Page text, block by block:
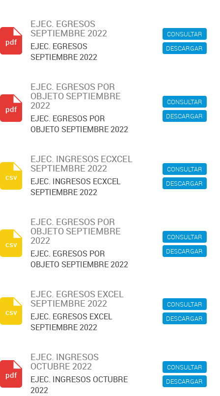
CONSULTAR
DESCARGAR
EJEC. EGRESOS
SEPTIEMBRE 2022
EJEC. EGRESOS
SEPTIEMBRE 2022
pdf
CONSULTAR
DESCARGAR
EJEC. EGRESOS POR
OBJETO SEPTIEMBRE
2022
EJEC. EGRESOS POR
OBJETO SEPTIEMBRE 2022
pdf
CONSULTAR
DESCARGAR
EJEC. INGRESOS ECXCEL
SEPTIEMBRE 2022
EJEC. INGRESOS ECXCEL
SEPTIEMBRE 2022
csv
CONSULTAR
DESCARGAR
EJEC. EGRESOS POR
OBJETO SEPTIEMBRE
2022
EJEC. EGRESOS POR
OBJETO SEPTIEMBRE 2022
csv
CONSULTAR
DESCARGAR
EJEC. EGRESOS EXCEL
SEPTIEMBRE 2022
EJEC. EGRESOS EXCEL
SEPTIEMBRE 2022
csv
CONSULTAR
DESCARGAR
EJEC. INGRESOS
OCTUBRE 2022
EJEC. INGRESOS OCTUBRE
2022
pdf